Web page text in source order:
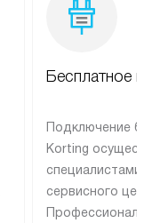
Бесплатное
Подключение
Korting
специалистами
сервисного